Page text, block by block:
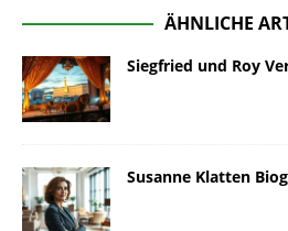
ÄHNLICHE
Siegfried und Roy
Susanne Klatten